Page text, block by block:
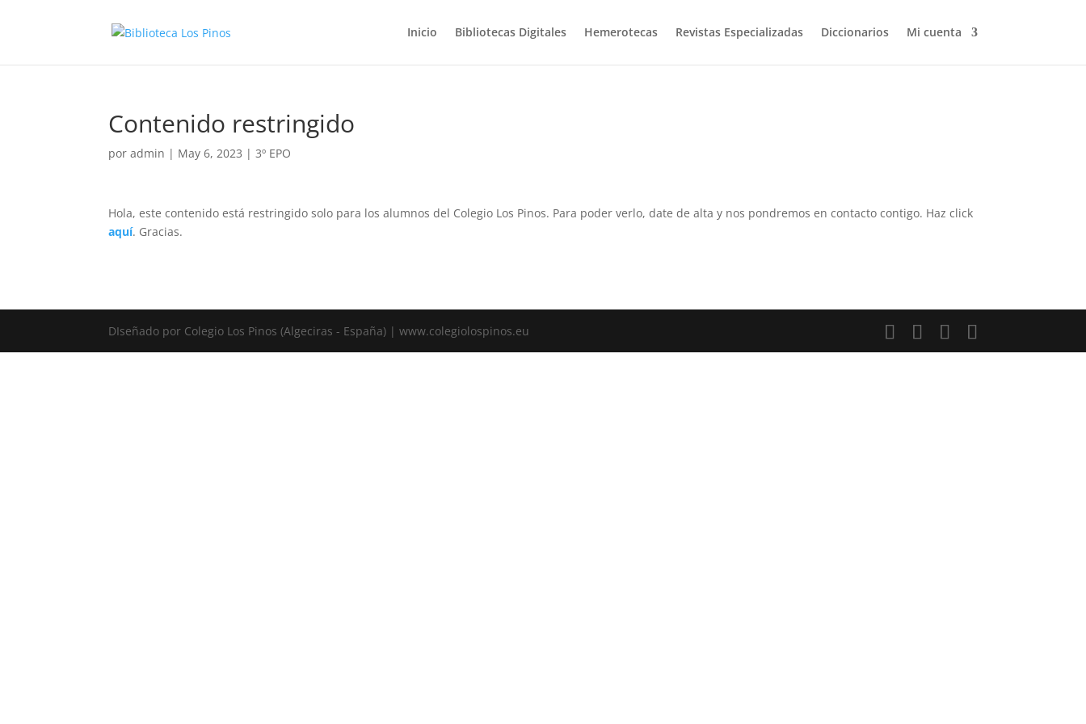
Inicio Bibliotecas Digitales Hemerotecas Revistas Especializadas Diccionarios Mi cuenta
Contenido restringido
poradmin | May 6, 2023 |3º EPO
Hola, este contenido está restringido solo para los alumnos del Colegio Los Pinos. Para poder verlo, date de alta y nos pondremos en contacto contigo. Haz click
aquí. Gracias.
DIseñado por Colegio Los Pinos (Algeciras - España) | www.colegiolospinos.eu